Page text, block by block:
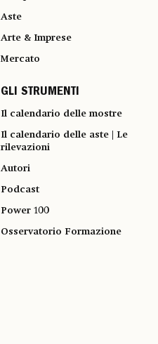
Aste
Arte & Imprese
Mercato
GLI STRUMENTI
Il calendario delle mostre
Il calendario delle aste | Le
rilevazioni
Autori
Podcast
Power 100
Osservatorio Formazione